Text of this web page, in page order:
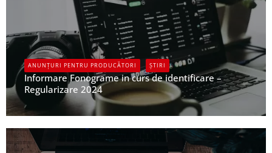
ANUNȚURI PENTRU PRODUCĂTORI ȘTIRI
Informare Fonograme in curs de identificare –
Regularizare 2024